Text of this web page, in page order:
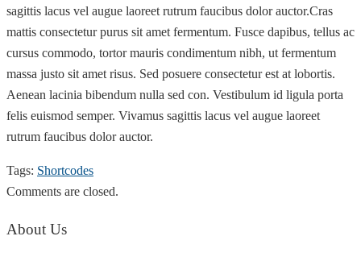
sagittis lacus vel augue laoreet rutrum faucibus dolor auctor.Cras
mattis consectetur purus sit amet fermentum. Fusce dapibus, tellus ac
cursus commodo, tortor mauris condimentum nibh, ut fermentum
massa justo sit amet risus. Sed posuere consectetur est at lobortis.
Aenean lacinia bibendum nulla sed con. Vestibulum id ligula porta
felis euismod semper. Vivamus sagittis lacus vel augue laoreet
rutrum faucibus dolor auctor.
Tags: Shortcodes
Comments are closed.
About Us